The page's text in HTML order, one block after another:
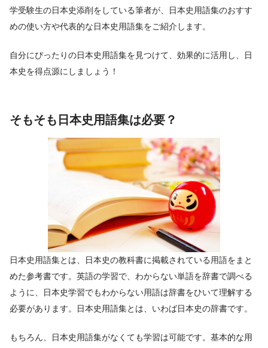
学受験生の日本史添削をしている筆者が、日本史用語集のおすす
めの使い方や代表的な日本史用語集をご紹介します。
自分にぴったりの日本史用語集を見つけて、効果的に活用し、日
本史を得点源にしましょう！
そもそも日本史用語集は必要？
日本史用語集とは、日本史の教科書に掲載されている用語をまと
めた参考書です。英語の学習で、わからない単語を辞書で調べる
ように、日本史学習でもわからない用語は辞書をひいて理解する
必要があります。日本史用語集とは、いわば日本史の辞書です。
もちろん、日本史用語集がなくても学習は可能です。基本的な用